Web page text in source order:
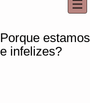
Porque
e infelizes?